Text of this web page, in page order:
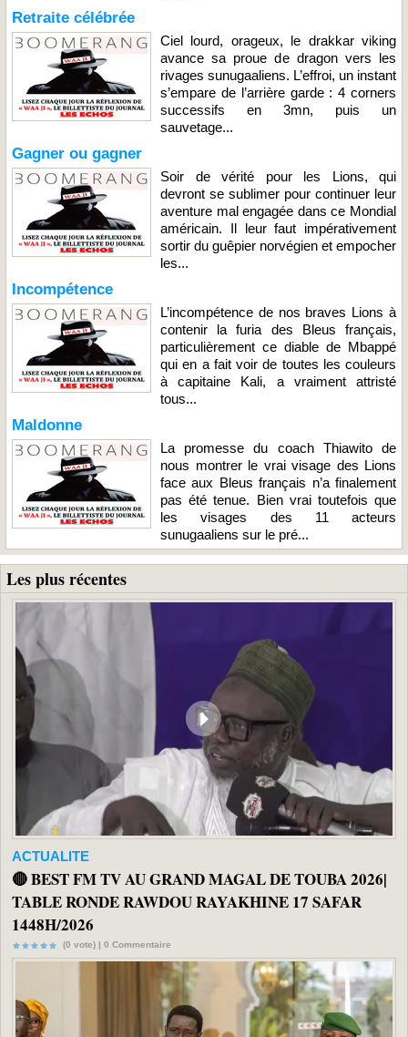
Retraite célébrée
Ciel lourd, orageux, le drakkar viking
avance sa proue de dragon vers les
rivages sunugaaliens. L’effroi, un instant
s’empare de l’arrière garde : 4 corners
successifs en 3mn, puis un
sauvetage...
Gagner ou gagner
Soir de vérité pour les Lions, qui
devront se sublimer pour continuer leur
aventure mal engagée dans ce Mondial
américain. Il leur faut impérativement
sortir du guêpier norvégien et empocher
les...
Incompétence
L’incompétence de nos braves Lions à
contenir la furia des Bleus français,
particulièrement ce diable de Mbappé
qui en a fait voir de toutes les couleurs
à capitaine Kali, a vraiment attristé
tous...
Maldonne
La promesse du coach Thiawito de
nous montrer le vrai visage des Lions
face aux Bleus français n’a finalement
pas été tenue. Bien vrai toutefois que
les visages des 11 acteurs
sunugaaliens sur le pré...
Les plus récentes
ACTUALITE
🔴 BEST FM TV AU GRAND MAGAL DE TOUBA 2026|
TABLE RONDE RAWDOU RAYAKHINE 17 SAFAR
1448H/2026
(0 vote) | 0 Commentaire